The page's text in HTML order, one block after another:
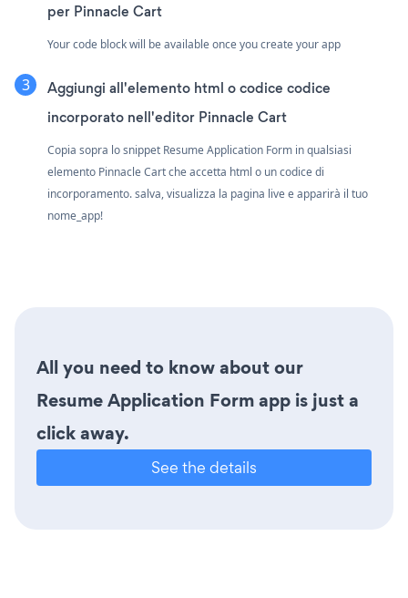
per Pinnacle Cart
Your code block will be available once you create your app
Aggiungi all'elemento html o codice codice
incorporato nell'editor Pinnacle Cart
Copia sopra lo snippet Resume Application Form in qualsiasi
elemento Pinnacle Cart che accetta html o un codice di
incorporamento. salva, visualizza la pagina live e apparirà il tuo
nome_app!
All you need to know about our
Resume Application Form app is just a
click away.
See the details